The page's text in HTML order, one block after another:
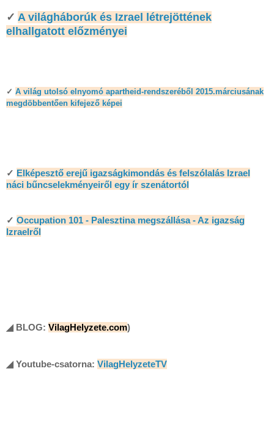
✓ A világháborúk és Izrael létrejöttének
elhallgatott előzményei
✓ A világ utolsó elnyomó apartheid-rendszeréből 2015.márciusának
megdöbbentően kifejező képei
✓ Elképesztő erejű igazságkimondás és felszólalás Izrael
náci bűncselekményeiről egy ír szenátortól
✓ Occupation 101 - Palesztina megszállása - Az igazság
Izraelről
◢ BLOG: VilagHelyzete.com)
◢ Youtube-csatorna: VilagHelyzeteTV